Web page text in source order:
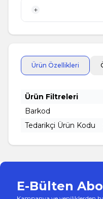
Ürün Özellikleri
Ürün Filtreleri
Barkod
Tedarikçi Ürün Kodu
E-Bülten